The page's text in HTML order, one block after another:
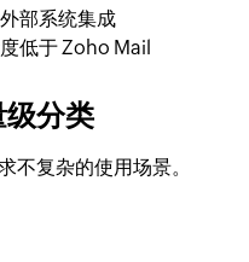
部系统集成
低于 Zoho Mail
级分类
不复杂的使用场景。